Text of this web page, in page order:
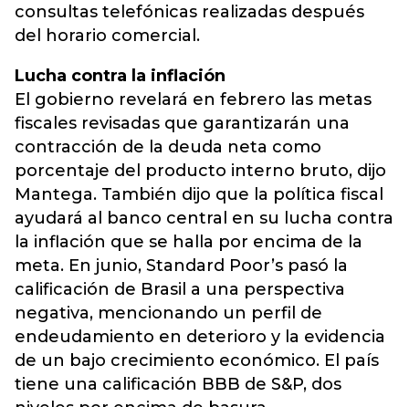
consultas telefónicas realizadas después
del horario comercial.
Lucha contra la inflación
El gobierno revelará en febrero las metas
fiscales revisadas que garantizarán una
contracción de la deuda neta como
porcentaje del producto interno bruto, dijo
Mantega. También dijo que la política fiscal
ayudará al banco central en su lucha contra
la inflación que se halla por encima de la
meta. En junio, Standard Poor’s pasó la
calificación de Brasil a una perspectiva
negativa, mencionando un perfil de
endeudamiento en deterioro y la evidencia
de un bajo crecimiento económico. El país
tiene una calificación BBB de S&P, dos